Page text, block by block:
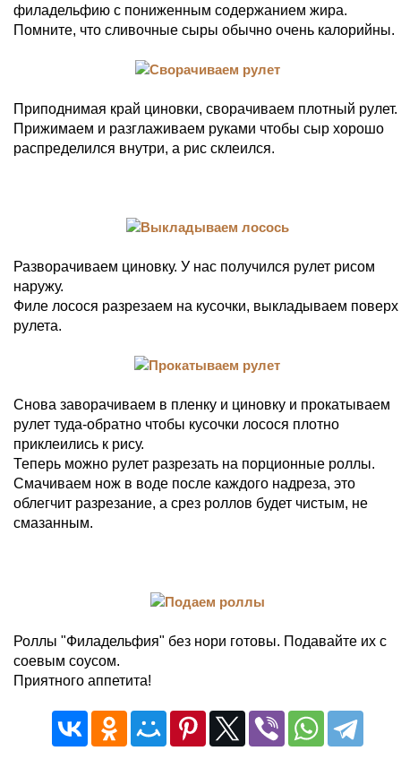
филадельфию с пониженным содержанием жира.
Помните, что сливочные сыры обычно очень калорийны.
Приподнимая край циновки, сворачиваем плотный рулет.
Прижимаем и разглаживаем руками чтобы сыр хорошо
распределился внутри, а рис склеился.
Разворачиваем циновку. У нас получился рулет рисом
наружу.
Филе лосося разрезаем на кусочки, выкладываем поверх
рулета.
Снова заворачиваем в пленку и циновку и прокатываем
рулет туда-обратно чтобы кусочки лосося плотно
приклеились к рису.
Теперь можно рулет разрезать на порционные роллы.
Смачиваем нож в воде после каждого надреза, это
облегчит разрезание, а срез роллов будет чистым, не
смазанным.
Роллы "Филадельфия" без нори готовы. Подавайте их с
соевым соусом.
Приятного аппетита!